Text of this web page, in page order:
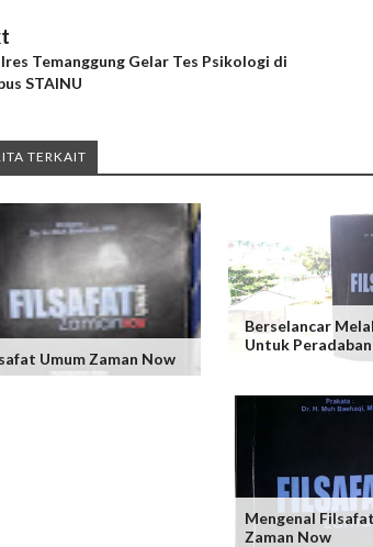
Temanggung Gelar Tes Psikologi di
STAINU
TERKAIT
Umum Zaman Now
Berselancar
Untuk Peradaban
Mengenal
Zaman Now